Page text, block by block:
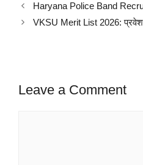
Haryana Police Band
VKSU Merit List 2026:
Leave a Comment